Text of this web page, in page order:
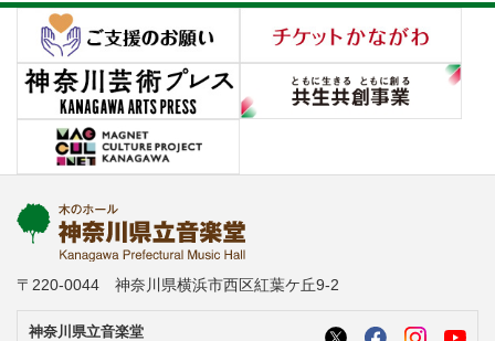
〒220-0044 神奈川県横浜市西区紅葉ケ丘9-2
神奈川県立音楽堂